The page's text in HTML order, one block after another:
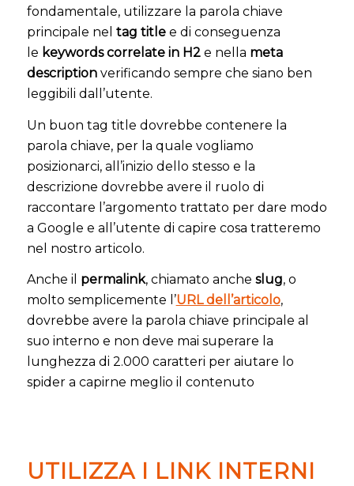
fondamentale, utilizzare la parola chiave
principale nel tag titlee di conseguenza
le keywords correlate in H2e nella meta
descriptionverificando sempre che siano ben
leggibili dall’utente.
Un buon tag title dovrebbe contenere la
parola chiave, per la quale vogliamo
posizionarci, all’inizio dello stesso e la
descrizione dovrebbe avere il ruolo di
raccontare l’argomento trattato per dare modo
a Google e all’utente di capire cosa tratteremo
nel nostro articolo.
Anche il permalink, chiamato anche slug, o
molto semplicemente l’URL dell’articolo,
dovrebbe avere la parola chiave principale al
suo interno e non deve mai superare la
lunghezza di 2.000 caratteri per aiutare lo
spider a capirne meglio il contenuto
UTILIZZA I LINK INTERNI